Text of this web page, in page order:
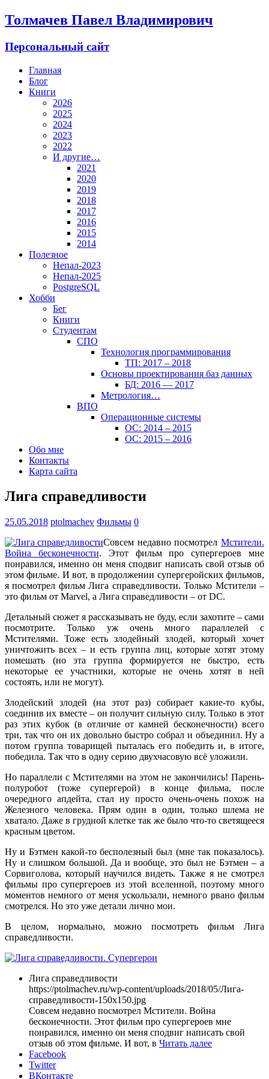
Толмачев Павел Владимирович
Персональный сайт
Главная
Блог
Книги
2026
2025
2024
2023
2022
И другие…
2021
2020
2019
2018
2017
2016
2015
2014
Полезное
Непал-2023
Непал-2025
PostgreSQL
Хобби
Бег
Книги
Студентам
СПО
Технология программирования
ТП: 2017 – 2018
Основы проектирования баз данных
БД: 2016 — 2017
Метрология…
ВПО
Операционные системы
ОС: 2014 – 2015
ОС: 2015 – 2016
Обо мне
Контакты
Карта сайта
Лига справедливости
25.05.2018 ptolmachev Фильмы 0
Совсем недавно посмотрел Мстители.
Война бесконечности. Этот фильм про супергероев мне
понравился, именно он меня сподвиг написать свой отзыв об
этом фильме. И вот, в продолжении супергеройских фильмов,
я посмотрел фильм Лига справедливости. Только Мстители –
это фильм от Marvel, а Лига справедливости – от DC.
Детальный сюжет я рассказывать не буду, если захотите – сами
посмотрите. Только уж очень много параллелей с
Мстителями. Тоже есть злодейный злодей, который хочет
уничтожить всех – и есть группа лиц, которые хотят этому
помешать (но эта группа формируется не быстро, есть
некоторые ее участники, которые не очень хотят в ней
состоять, или не могут).
Злодейский злодей (на этот раз) собирает какие-то кубы,
соединив их вместе – он получит сильную силу. Только в этот
раз этих кубок (в отличие от камней бесконечности) всего
три, так что он их довольно быстро собрал и объединил. Ну а
потом группа товарищей пыталась его победить и, в итоге,
победила. Так что в одну серию двухчасовую всё уложили.
Но параллели с Мстителями на этом не закончились! Парень-
полуробот (тоже супергерой) в конце фильма, после
очередного апдейта, стал ну просто очень-очень похож на
Железного человека. Прям один в один, только шлема не
хватало. Даже в грудной клетке так же было что-то светящееся
красным цветом.
Ну и Бэтмен какой-то бесполезный был (мне так показалось).
Ну и слишком большой. Да и вообще, это был не Бэтмен – а
Сорвиголова, который научился видеть. Также я не смотрел
фильмы про супергероев из этой вселенной, поэтому много
моментов немного от меня ускользали, немного рвано фильм
смотрелся. Но это уже детали лично мои.
В целом, нормально, можно посмотреть фильм Лига
справедливости.
Лига справедливости
https://ptolmachev.ru/wp-content/uploads/2018/05/Лига-
справедливости-150x150.jpg
Совсем недавно посмотрел Мстители. Война
бесконечности. Этот фильм про супергероев мне
понравился, именно он меня сподвиг написать свой
отзыв об этом фильме. И вот, в Читать далее
Facebook
Twitter
ВКонтакте